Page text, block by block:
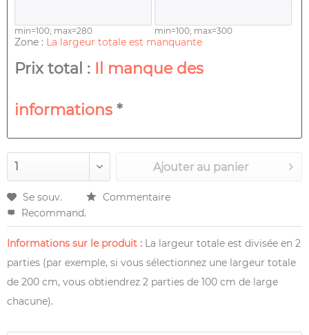
min=100; max=280 min=100; max=300
Zone : La largeur totale est manquante
Prix ​​total : Il manque des
informations *
Ajouter au panier
Se souv.
Commentaire
Recommand.
Informations sur le produit : La largeur totale est divisée en 2
parties (par exemple, si vous sélectionnez une largeur totale
de 200 cm, vous obtiendrez 2 parties de 100 cm de large
chacune).